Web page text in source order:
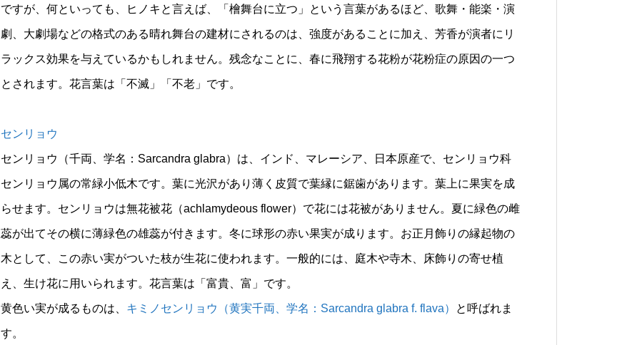
ですが、何といっても、ヒノキと言えば、「檜舞台に立つ」という言葉があるほど、歌舞・能楽・演
劇、大劇場などの格式のある晴れ舞台の建材にされるのは、強度があることに加え、芳香が演者にリ
ラックス効果を与えているかもしれません。残念なことに、春に飛翔する花粉が花粉症の原因の一つ
とされます。花言葉は「不滅」「不老」です。
センリョウ
センリョウ（千両、学名：Sarcandra glabra）は、インド、マレーシア、日本原産で、センリョウ科
センリョウ属の常緑小低木です。葉に光沢があり薄く皮質で葉縁に鋸歯があります。葉上に果実を成
らせます。センリョウは無花被花（achlamydeous flower）で花には花被がありません。夏に緑色の雌
蕊が出てその横に薄緑色の雄蕊が付きます。冬に球形の赤い果実が成ります。お正月飾りの縁起物の
木として、この赤い実がついた枝が生花に使われます。一般的には、庭木や寺木、床飾りの寄せ植
え、生け花に用いられます。花言葉は「富貴、富」です。
黄色い実が成るものは、 キミノセンリョウ（黄実千両、学名：Sarcandra glabra f. flava） と呼ばれま
す。